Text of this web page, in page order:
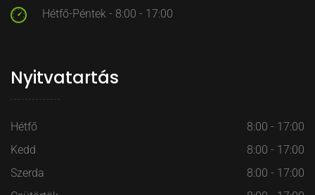
Hétfő-Péntek - 8:00 - 17:00
Nyitvatartás
Hétfő
8:00 - 17:00
Kedd
8:00 - 17:00
Szerda
8:00 - 17:00